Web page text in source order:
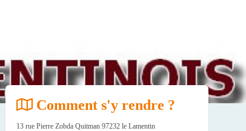
Comment s'y rendre ?
13 rue Pierre Zobda Quitman 97232 le Lamentin